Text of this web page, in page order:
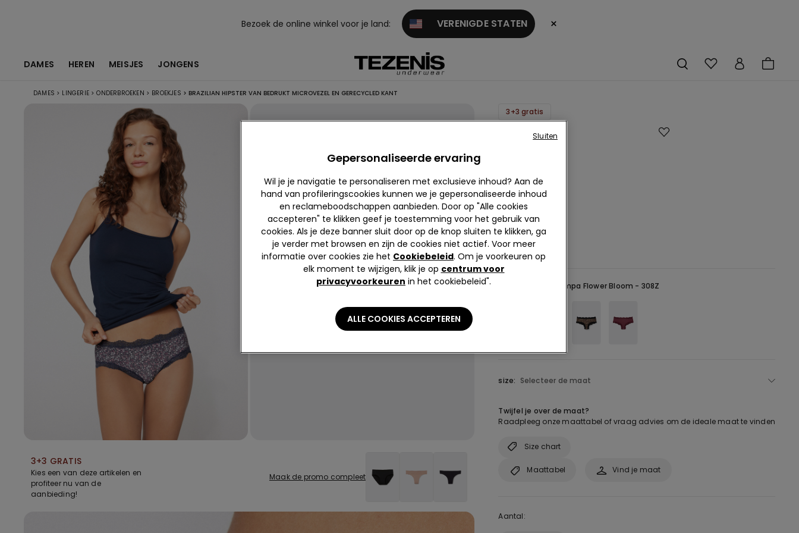
Bezoek de online winkel voor je land: VERENIGDE STATEN ×
DAMES HEREN MEISJES JONGENS
DAMES > LINGERIE > ONDERBROEKEN > BROEKJES > BRAZILIAN HIPSTER VAN BEDRUKT MICROVEZEL EN GERECYCLED KANT
3+3 GRATIS
Kies een van deze artikelen en
profiteer nu van de
aanbieding!
Maak de promo compleet
3+3 gratis
Brazilian
Microvezel
en
Gerecycled
Kant
9,99 €
Stampa Flower Bloom - 308Z
size: Selecteer de maat
Twijfel je over de maat?
Raadpleeg onze maattabel of vraag advies om de ideale maat te vinden
Size chart
Vind je maat
Maattabel
Aantal:
Gepersonaliseerde ervaring
Wil je je navigatie te personaliseren met exclusieve inhoud? Aan de
hand van profileringscookies kunnen we je gepersonaliseerde inhoud
en reclameboodschappen aanbieden. Door op "Alle cookies
accepteren" te klikken geef je toestemming voor het gebruik van
cookies. Als je deze banner sluit door op de knop sluiten te klikken, ga
je verder met browsen en zijn de cookies niet actief. Voor meer
informatie over cookies zie het Cookiebeleid. Om je voorkeuren op
elk moment te wijzigen, klik je op centrum voor
privacyvoorkeuren in het cookiebeleid".
ALLE COOKIES ACCEPTEREN
Sluiten